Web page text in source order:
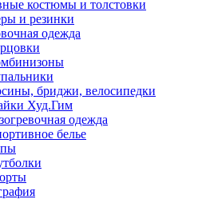
костюмы и толстовки
и резинки
одежда
бриджи, велосипедки
Худ.Гим
одежда
белье